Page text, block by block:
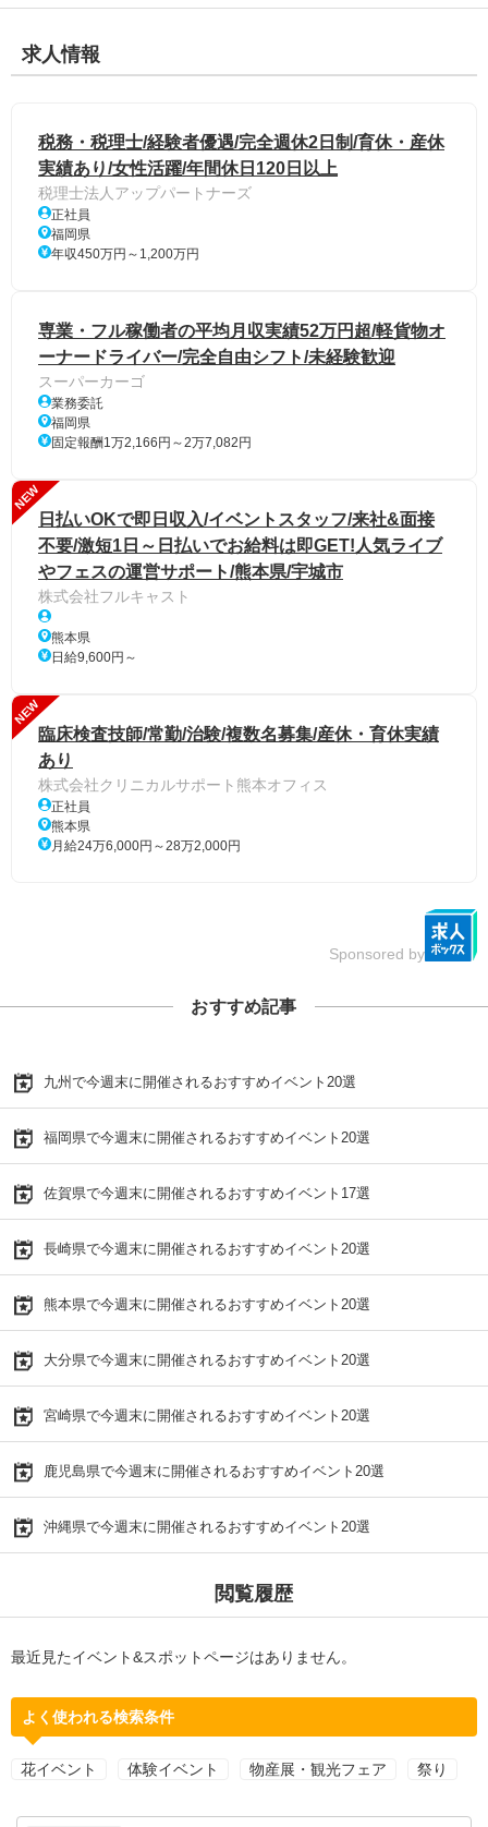
求人情報
税務・税理士/経験者優遇/完全週休2日制/育休・産休
実績あり/女性活躍/年間休日120日以上
税理士法人アップパートナーズ
正社員
福岡県
年収450万円～1,200万円
専業・フル稼働者の平均月収実績52万円超/軽貨物オ
ーナードライバー/完全自由シフト/未経験歓迎
スーパーカーゴ
業務委託
福岡県
固定報酬1万2,166円～2万7,082円
NEW
日払いOKで即日収入/イベントスタッフ/来社&面接
不要/激短1日～日払いでお給料は即GET!人気ライブ
やフェスの運営サポート/熊本県/宇城市
株式会社フルキャスト
熊本県
日給9,600円～
NEW
臨床検査技師/常勤/治験/複数名募集/産休・育休実績
あり
株式会社クリニカルサポート熊本オフィス
正社員
熊本県
月給24万6,000円～28万2,000円
Sponsored by
おすすめ記事
九州で今週末に開催されるおすすめイベント20選
福岡県で今週末に開催されるおすすめイベント20選
佐賀県で今週末に開催されるおすすめイベント17選
長崎県で今週末に開催されるおすすめイベント20選
熊本県で今週末に開催されるおすすめイベント20選
大分県で今週末に開催されるおすすめイベント20選
宮崎県で今週末に開催されるおすすめイベント20選
鹿児島県で今週末に開催されるおすすめイベント20選
沖縄県で今週末に開催されるおすすめイベント20選
閲覧履歴
最近見たイベント&スポットページはありません。
よく使われる検索条件
花イベント 体験イベント 物産展・観光フェア 祭り